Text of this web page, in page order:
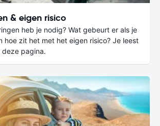
& eigen risico
heb je nodig? Wat gebeurt er als je
hoe zit het met het eigen risico? Je leest
deze pagina.